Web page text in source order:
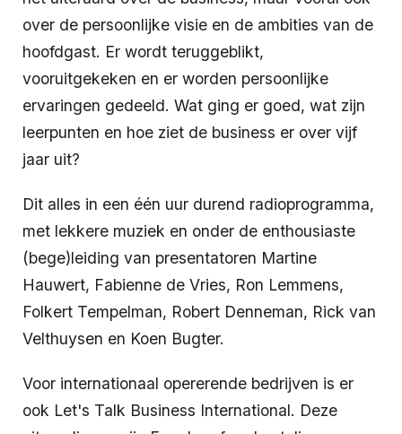
over de persoonlijke visie en de ambities van de
hoofdgast. Er wordt teruggeblikt,
vooruitgekeken en er worden persoonlijke
ervaringen gedeeld. Wat ging er goed, wat zijn
leerpunten en hoe ziet de business er over vijf
jaar uit?
Dit alles in een één uur durend radioprogramma,
met lekkere muziek en onder de enthousiaste
(bege)leiding van presentatoren Martine
Hauwert, Fabienne de Vries, Ron Lemmens,
Folkert Tempelman, Robert Denneman, Rick van
Velthuysen en Koen Bugter.
Voor internationaal opererende bedrijven is er
ook Let's Talk Business International. Deze